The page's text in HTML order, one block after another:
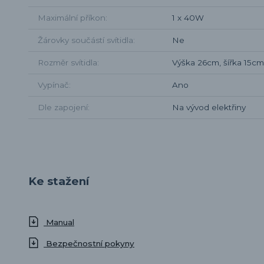
Maximální příkon 1 x 40W
Žárovky součástí svítidla Ne
Rozměr svítidla Výška 26cm, šířka 15cm
Vypínač Ano
Dle zapojení Na vývod elektřiny
Ke stažení
Manual
Bezpečnostní pokyny